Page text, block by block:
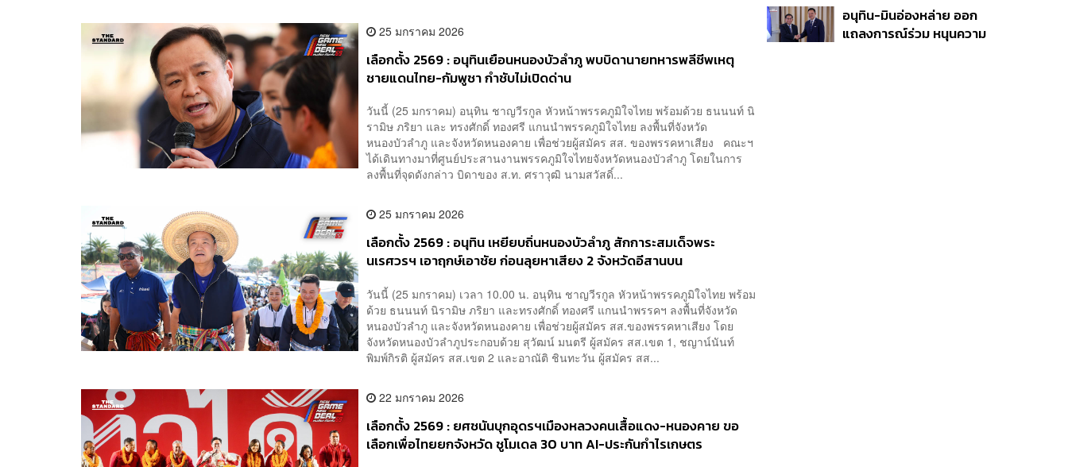
25 มกราคม 2026
เลือกตั้ง 2569 : อนุทินเยือนหนองบัวลำภู พบบิดานายทหารพลีชีพเหตุ
ชายแดนไทย-กัมพูชา กำชับไม่เปิดด่าน
วันนี้ (25 มกราคม) อนุทิน ชาญวีรกูล หัวหน้าพรรคภูมิใจไทย พร้อมด้วย ธนนนท์ นิ
รามิษ ภริยา และ ทรงศักดิ์ ทองศรี แกนนำพรรคภูมิใจไทย ลงพื้นที่จังหวัด
หนองบัวลำภู และจังหวัดหนองคาย เพื่อช่วยผู้สมัคร สส. ของพรรคหาเสียง คณะฯ
ได้เดินทางมาที่ศูนย์ประสานงานพรรคภูมิใจไทยจังหวัดหนองบัวลำภู โดยในการ
ลงพื้นที่จุดดังกล่าว บิดาของ ส.ท. ศราวุฒิ นามสวัสดิ์...
25 มกราคม 2026
เลือกตั้ง 2569 : อนุทิน เหยียบถิ่นหนองบัวลำภู สักการะสมเด็จพระ
นเรศวรฯ เอาฤกษ์เอาชัย ก่อนลุยหาเสียง 2 จังหวัดอีสานบน
วันนี้ (25 มกราคม) เวลา 10.00 น. อนุทิน ชาญวีรกูล หัวหน้าพรรคภูมิใจไทย พร้อม
ด้วย ธนนนท์ นิรามิษ ภริยา และทรงศักดิ์ ทองศรี แกนนำพรรคฯ ลงพื้นที่จังหวัด
หนองบัวลำภู และจังหวัดหนองคาย เพื่อช่วยผู้สมัคร สส.ของพรรคหาเสียง โดย
จังหวัดหนองบัวลำภูประกอบด้วย สุวัฒน์ มนตรี ผู้สมัคร สส.เขต 1, ชญาน์นันท์
พิมพ์กิรติ ผู้สมัคร สส.เขต 2 และอาณัติ ชินทะวัน ผู้สมัคร สส...
22 มกราคม 2026
เลือกตั้ง 2569 : ยศชนันบุกอุดรฯเมืองหลวงคนเสื้อแดง-หนองคาย ขอ
เลือกเพื่อไทยยกจังหวัด ชูโมเดล 30 บาท AI-ประกันกำไรเกษตร
ปลายปีนี้
อนุทิน-มินอ่องหล่าย ออก
แถลงการณ์ร่วม หนุนความ